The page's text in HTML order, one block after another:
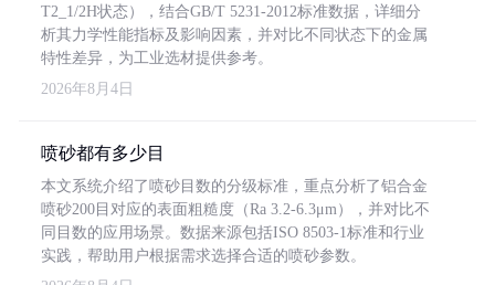
T2_1/2H状态），结合GB/T 5231-2012标准数据，详细分
析其力学性能指标及影响因素，并对比不同状态下的金属
特性差异，为工业选材提供参考。
2026年8月4日
喷砂都有多少目
本文系统介绍了喷砂目数的分级标准，重点分析了铝合金
喷砂200目对应的表面粗糙度（Ra 3.2-6.3μm），并对比不
同目数的应用场景。数据来源包括ISO 8503-1标准和行业
实践，帮助用户根据需求选择合适的喷砂参数。